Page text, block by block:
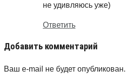
не удивляюсь уже)
Ответить
Добавить комментарий
Ваш e-mail не будет опубликован.